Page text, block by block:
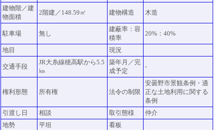
建物階／建
物面積
2階建／148.59㎡ 建物構造 木造
駐車場 無し
建蔽率：容
積率
20%：40%
地目 現況
交通手段
JR大糸線穂高駅から5.5
㎞
築年月／完
成予定
-
権利形態 所有権 法令の制限
安曇野市景観条例・適
正な土地利用に関する
条例
引渡し日
相談 取引態様
仲介
地勢
平坦
看板